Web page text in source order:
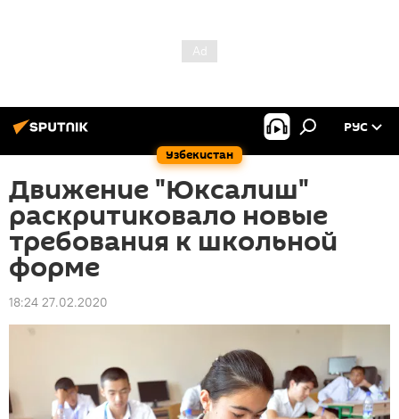
Узбекистан
РУС
Движение "Юксалиш"
раскритиковало новые
требования к школьной
форме
18:24 27.02.2020